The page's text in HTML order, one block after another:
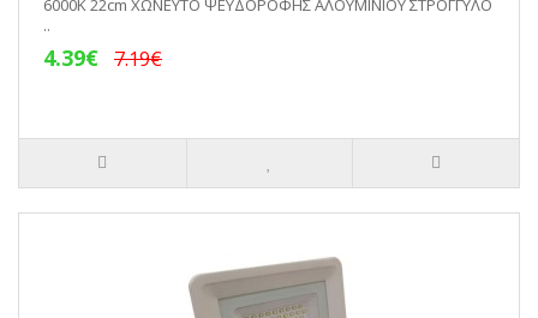
6000K 22cm ΧΩΝΕΥΤΟ ΨΕΥΔΟΡΟΦΗΣ ΑΛΟΥΜΙΝΙΟΥ ΣΤΡΟΓΓΥΛΟ
..
4.39€ 7.19€